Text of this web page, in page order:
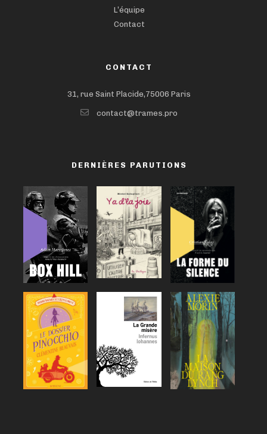
L’équipe
Contact
CONTACT
31, rue Saint Placide,75006 Paris
contact@trames.pro
DERNIÈRES PARUTIONS